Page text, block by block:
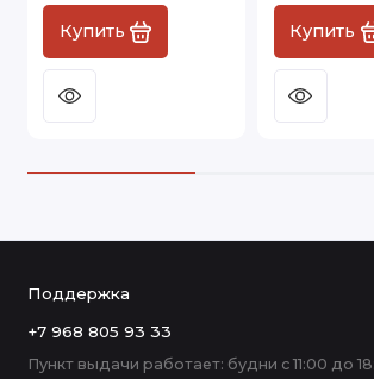
Купить Купить
Поддержка
+7 968 805 93 33
Пункт выдачи работает: будни с 11:00 до